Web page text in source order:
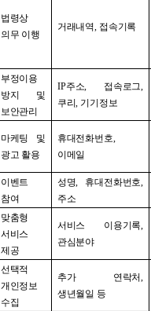
법령상
의무 이행
거래내역, 접속기록
부정이용
방지 및
보안관리
IP주소, 접속로그,
쿠리, 기기정보
마케팅 및
광고 활용
휴대전화번호,
이메일
이벤트
참여
성명, 휴대전화번호,
주소
맞춤형
서비스
제공
서비스 이용기록,
관심분야
선택적
개인정보
수집
추가 연락처,
생년월일 등